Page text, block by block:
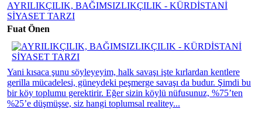
AYRILIKÇILIK, BAĞIMSIZLIKÇILIK - KÜRDİSTANİ
SİYASET TARZI
Fuat Önen
Yani kısaca şunu söyleyeyim, halk savaşı işte kırlardan kentlere
gerilla mücadelesi, güneydeki peşmerge savaşı da budur. Şimdi bu
bir köy toplumu gerektirir. Eğer sizin köylü nüfusunuz, %75’ten
%25’e düşmüşse, siz hangi toplumsal realitey...